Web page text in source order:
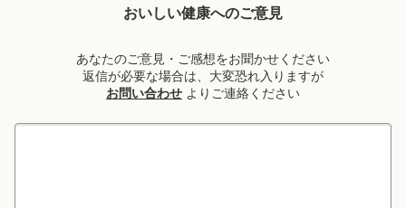
おいしい健康へのご意見
あなたのご意見・ご感想をお聞かせください
返信が必要な場合は、大変恐れ入りますが
お問い合わせ よりご連絡ください